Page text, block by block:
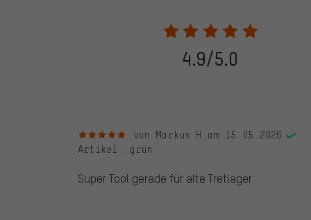
28.05.2022 werden nur Bewertungen veröffentlicht,
eine Bestellnummer angegeben wird. Wir schalten
frei. Alle verifizierten Bewertungen sind mit einem
dem 28.05.2022 und ab dem 28.05.2022. Vor dem
die bewertete Ware nicht bei uns gekauft haben.
veröffentlichen alle ordnungsgemäß abgegebenen
4.9/5.0
5 von 5 Sternenvon Markus H. am 15.05.2026
Artikel : grün
Super Tool gerade für alte Tretlager